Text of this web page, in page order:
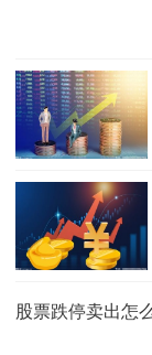
股票跌停卖出怎